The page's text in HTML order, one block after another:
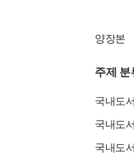
양장본
주제 분
국내도
국내도
국내도